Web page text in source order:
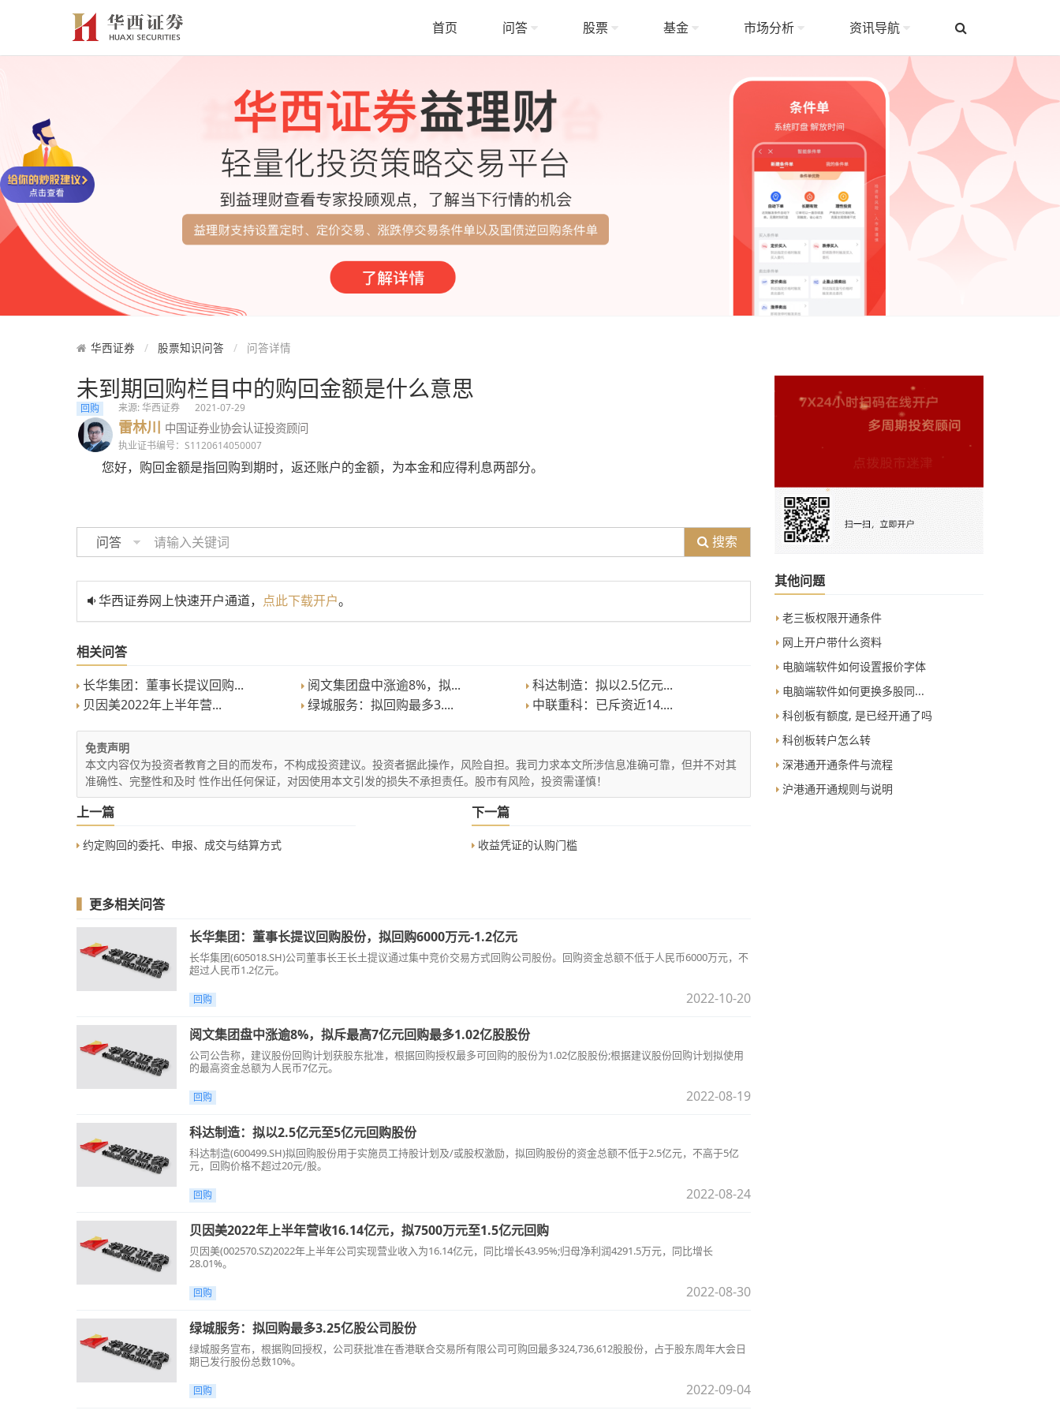
首页 问答 股票 基金 市场分析 资讯导航
华西证券 股票知识问答 问答详情
未到期回购栏目中的购回金额是什么意思
回购 来源: 华西证券 2021-07-29
雷林川 中国证券业协会认证投资顾问
执业证书编号：S1120614050007
您好，购回金额是指回购到期时，返还账户的金额，为本金和应得利息两部分。
问答 搜索
华西证券网上快速开户通道， 点此下载开户。
相关问答
长华集团：董事长提议回购...
阅文集团盘中涨逾8%，拟...
科达制造：拟以2.5亿元...
贝因美2022年上半年营...
绿城服务：拟回购最多3.... 中联重科：已斥资近14....
免责声明
本文内容仅为投资者教育之目的而发布，不构成投资建议。投资者据此操作，风险自担。我司力求本文所涉信息准确可靠，但并不对其
准确性、完整性和及时 性作出任何保证，对因使用本文引发的损失不承担责任。股市有风险，投资需谨慎！
上一篇
约定购回的委托、申报、成交与结算方式
下一篇
收益凭证的认购门槛
更多相关问答
长华集团：董事长提议回购股份，拟回购6000万元-1.2亿元
长华集团(605018.SH)公司董事长王长土提议通过集中竞价交易方式回购公司股份。回购资金总额不低于人民币6000万元，不
超过人民币1.2亿元。
回购 2022-10-20
阅文集团盘中涨逾8%，拟斥最高7亿元回购最多1.02亿股股份
公司公告称，建议股份回购计划获股东批准，根据回购授权最多可回购的股份为1.02亿股股份;根据建议股份回购计划拟使用
的最高资金总额为人民币7亿元。
回购 2022-08-19
科达制造：拟以2.5亿元至5亿元回购股份
科达制造(600499.SH)拟回购股份用于实施员工持股计划及/或股权激励，拟回购股份的资金总额不低于2.5亿元，不高于5亿
元，回购价格不超过20元/股。
回购 2022-08-24
贝因美2022年上半年营收16.14亿元，拟7500万元至1.5亿元回购
贝因美(002570.SZ)2022年上半年公司实现营业收入为16.14亿元，同比增长43.95%;归母净利润4291.5万元，同比增长
28.01%。
回购 2022-08-30
绿城服务：拟回购最多3.25亿股公司股份
绿城服务宣布，根据购回授权，公司获批准在香港联合交易所有限公司可购回最多324,736,612股股份，占于股东周年大会日
期已发行股份总数10%。
回购 2022-09-04
其他问题
老三板权限开通条件
网上开户带什么资料
电脑端软件如何设置报价字体
电脑端软件如何更换多股同...
科创板有额度, 是已经开通了吗
科创板转户怎么转
深港通开通条件与流程
沪港通开通规则与说明